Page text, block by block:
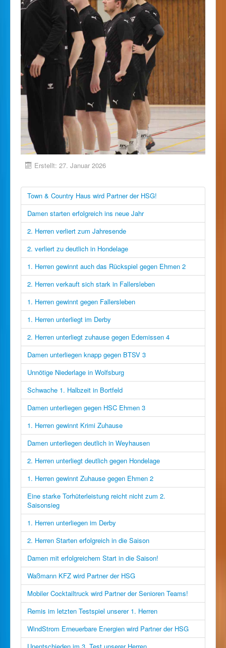
Erstellt: 27. Januar 2026
Town & Country Haus wird Partner der HSG!
Damen starten erfolgreich ins neue Jahr
2. Herren verliert zum Jahresende
2. verliert zu deutlich in Hondelage
1. Herren gewinnt auch das Rückspiel gegen Ehmen 2
2. Herren verkauft sich stark in Fallersleben
1. Herren gewinnt gegen Fallersleben
1. Herren unterliegt im Derby
2. Herren unterliegt zuhause gegen Edemissen 4
Damen unterliegen knapp gegen BTSV 3
Unnötige Niederlage in Wolfsburg
Schwache 1. Halbzeit in Bortfeld
Damen unterliegen gegen HSC Ehmen 3
1. Herren gewinnt Krimi Zuhause
Damen unterliegen deutlich in Weyhausen
2. Herren unterliegt deutlich gegen Hondelage
1. Herren gewinnt Zuhause gegen Ehmen 2
Eine starke Torhüterleistung reicht nicht zum 2.
Saisonsieg
1. Herren unterliegen im Derby
2. Herren Starten erfolgreich in die Saison
Damen mit erfolgreichem Start in die Saison!
Waßmann KFZ wird Partner der HSG
Mobiler Cocktailtruck wird Partner der Senioren Teams!
Remis im letzten Testspiel unserer 1. Herren
WindStrom Erneuerbare Energien wird Partner der HSG